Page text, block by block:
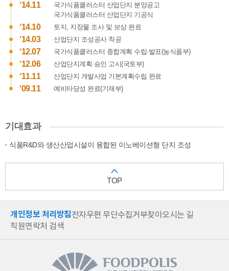
‘14.11
국가식품클러스터 산업단지 분양공고
국가식품클러스터 산업단지 기공식
‘14.10 토지, 지장물 조사 및 보상 완료
‘14.03 산업단지 조성공사 착공
‘12.07 국가식품클러스터 종합계획 수립·발표(농식품부)
‘12.06 산업단지계획 승인 고시(국토부)
‘11.11 산업단지 개발사업 기본계획수립 완료
‘09.11 예비타당성 완료(기재부)
기대효과
식품R&D와 생산산업시설이 융합된 이노베이션형 단지 조성
TOP
개인정보 처리방침전자우편 무단수집거부찾아오시는 길
직원연락처 검색